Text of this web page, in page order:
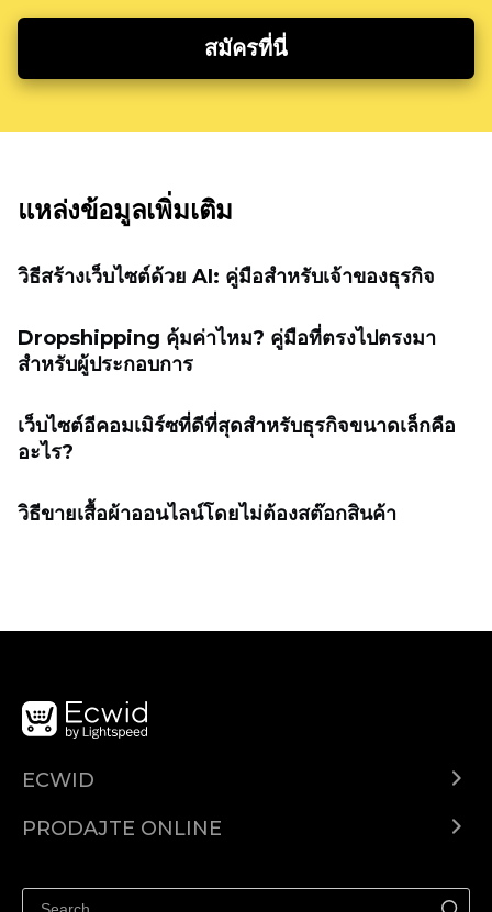
สมัครที่นี่
แหล่งข้อมูลเพิ่มเติม
วิธีสร้างเว็บไซต์ด้วย AI: คู่มือสำหรับเจ้าของธุรกิจ
Dropshipping คุ้มค่าไหม? คู่มือที่ตรงไปตรงมา
สำหรับผู้ประกอบการ
เว็บไซต์อีคอมเมิร์ซที่ดีที่สุดสำหรับธุรกิจขนาดเล็กคือ
อะไร?
วิธีขายเสื้อผ้าออนไลน์โดยไม่ต้องสต๊อกสินค้า
ECWID
PRODAJTE ONLINE